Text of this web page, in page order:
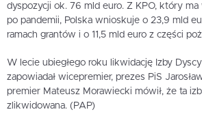
dyspozycji ok. 76 mld euro. Z KPO, który
po pandemii, Polska wnioskuje o 23,9 mld
ramach grantów i o 11,5 mld euro z części
W lecie ubiegłego roku likwidację Izby
zapowiadał wicepremier, prezes PiS
premier Mateusz Morawiecki mówił, że ta
zlikwidowana. (PAP)